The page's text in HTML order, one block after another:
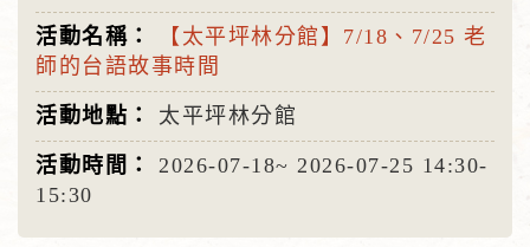
【太平坪林分館】7/18、7/25 老
師的台語故事時間
太平坪林分館
2026-07-18~ 2026-07-25 14:30-
15:30